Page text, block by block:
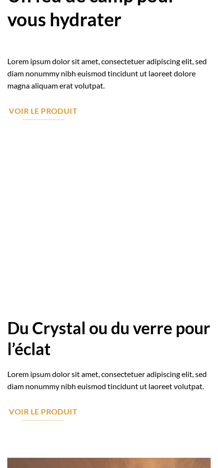
vous hydrater
Lorem ipsum dolor sit amet, consectetuer adipiscing elit, sed
diam nonummy nibh euismod tincidunt ut laoreet dolore
magna aliquam erat volutpat.
VOIR LE PRODUIT
Du Crystal ou du verre pour
l’éclat
Lorem ipsum dolor sit amet, consectetuer adipiscing elit, sed
diam nonummy nibh euismod tincidunt ut laoreet volutpat.
VOIR LE PRODUIT